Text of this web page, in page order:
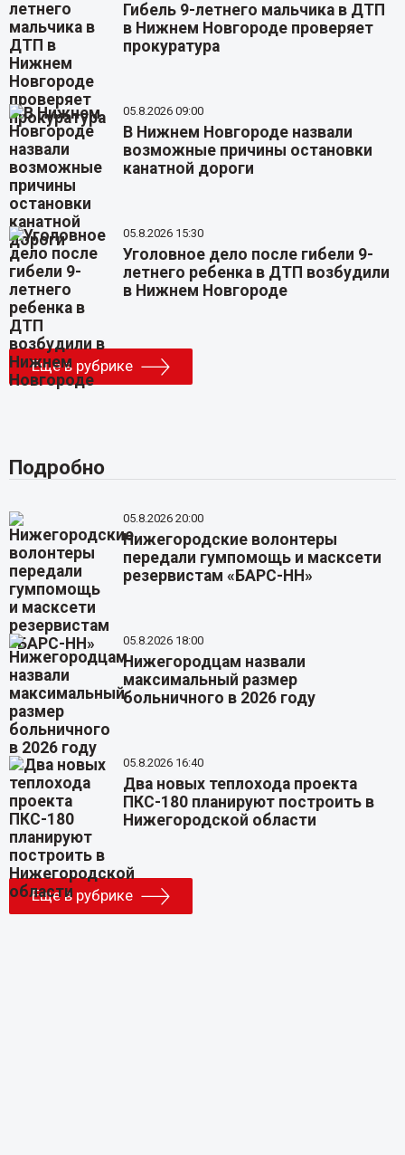
Гибель 9-летнего мальчика в ДТП
в Нижнем Новгороде проверяет
прокуратура
05.8.2026 09:00
В Нижнем Новгороде назвали
возможные причины остановки
канатной дороги
05.8.2026 15:30
Уголовное дело после гибели 9-
летнего ребенка в ДТП возбудили
в Нижнем Новгороде
Еще в рубрике
Подробно
05.8.2026 20:00
Нижегородские волонтеры
передали гумпомощь и масксети
резервистам «БАРС-НН»
05.8.2026 18:00
Нижегородцам назвали
максимальный размер
больничного в 2026 году
05.8.2026 16:40
Два новых теплохода проекта
ПКС-180 планируют построить в
Нижегородской области
Еще в рубрике